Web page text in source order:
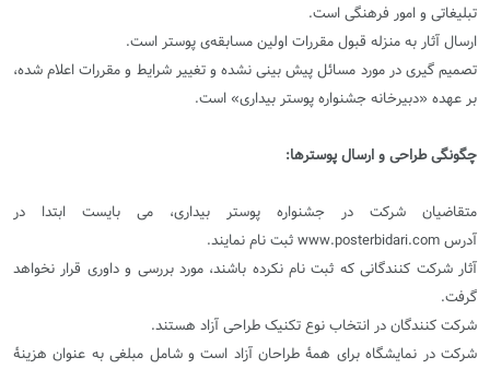
تبلیغاتی و امور فرهنگی است.
ارسال آثار به منزله قبول مقررات اولین مسابقه‌ی پوستر است.
تصمیم گیری در مورد مسائل پیش بینی نشده و تغییر شرایط و مقررات اعلام شده،
بر عهده «دبیرخانه جشنواره پوستر بیداری» است.
چگونگی طراحی و ارسال پوسترها:
متقاضیان شرکت در جشنواره پوستر بیداری، می بایست ابتدا در
آدرس www.posterbidari.com ثبت نام نمایند.
آثار شرکت کنندگانی که ثبت نام نکرده باشند، مورد بررسی و داوری قرار نخواهد
گرفت.
شرکت کنندگان در انتخاب نوع تکنیک طراحی آزاد هستند.
شرکت در نمایشگاه برای همۀ طراحان آزاد است و شامل مبلغی به عنوان هزینۀ